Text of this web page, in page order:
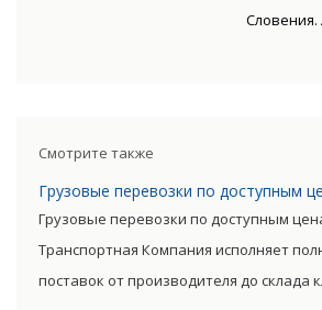
дороже,
Смотрите также
Грузовые перевозки по доступным
Грузовые перевозки по доступным
Транспортная Компания исполняет
поставок от производителя до склада